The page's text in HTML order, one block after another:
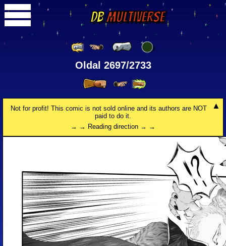
DBMultiverse
Oldal 2697/2733
Not for profit! This comic is not sold online and its authors are NOT
paid to do it.
→ → Reading direction → →